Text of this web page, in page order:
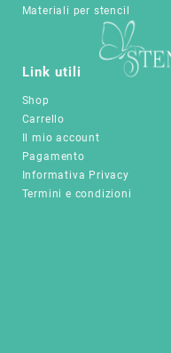
Materiali per stencil
Link utili
Shop
Carrello
Il mio account
Pagamento
Informativa Privacy
Termini e condizioni